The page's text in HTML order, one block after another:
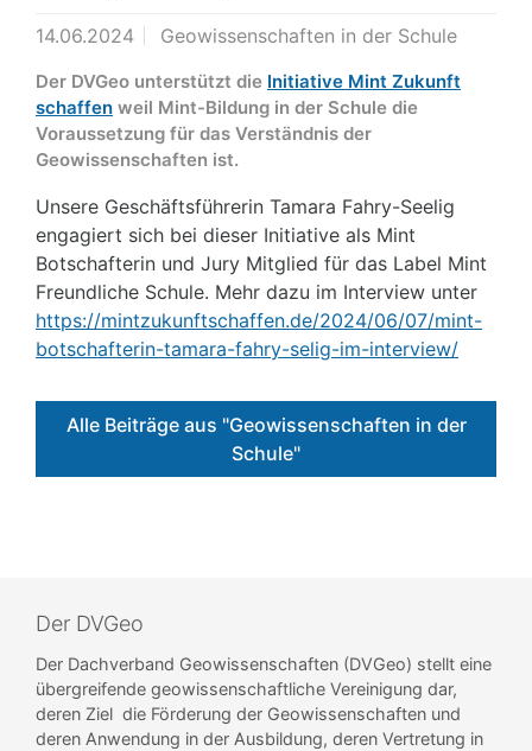
14.06.2024 Geowissenschaften in der Schule
Der DVGeo unterstützt die Initiative Mint Zukunft
schaffen weil Mint-Bildung in der Schule die
Voraussetzung für das Verständnis der
Geowissenschaften ist.
Unsere Geschäftsführerin Tamara Fahry-Seelig
engagiert sich bei dieser Initiative als Mint
Botschafterin und Jury Mitglied für das Label Mint
Freundliche Schule. Mehr dazu im Interview unter
https://mintzukunftschaffen.de/2024/06/07/mint-
botschafterin-tamara-fahry-selig-im-interview/
Alle Beiträge aus "Geowissenschaften in der
Schule"
Der DVGeo
Der Dachverband Geowissenschaften (DVGeo) stellt eine
übergreifende geowissenschaftliche Vereinigung dar,
deren Ziel die Förderung der Geowissenschaften und
deren Anwendung in der Ausbildung, deren Vertretung in